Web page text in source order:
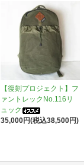
【復刻プロジェクト】フ
ァントレックNo.116リ
ュック
35,000円(税込38,500円)